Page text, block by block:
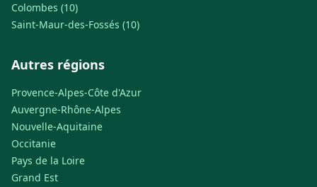
Colombes (10)
Saint-Maur-des-Fossés (10)
Autres régions
Provence-Alpes-Côte d'Azur
Auvergne-Rhône-Alpes
Nouvelle-Aquitaine
Occitanie
Pays de la Loire
Grand Est